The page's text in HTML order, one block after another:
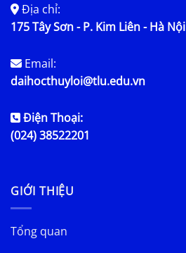
Địa chỉ:
175 Tây Sơn - P. Kim Liên - Hà Nội
Email:
daihocthuyloi@tlu.edu.vn
Điện Thoại:
(024) 38522201
GIỚI THIỆU
Tổng quan